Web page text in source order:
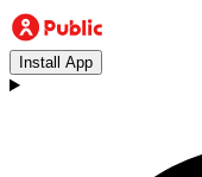
Install App